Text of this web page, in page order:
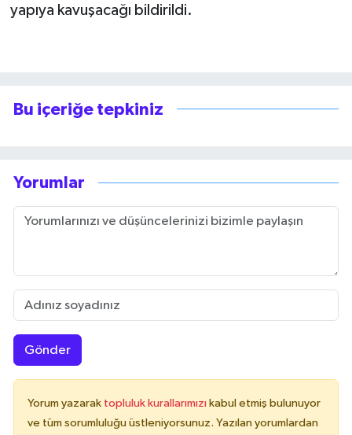
yapıya kavuşacağı bildirildi.
Bu içeriğe tepkiniz
Yorumlar
Gönder
Yorum yazarak topluluk kurallarımızı kabul etmiş bulunuyor
ve tüm sorumluluğu üstleniyorsunuz. Yazılan yorumlardan